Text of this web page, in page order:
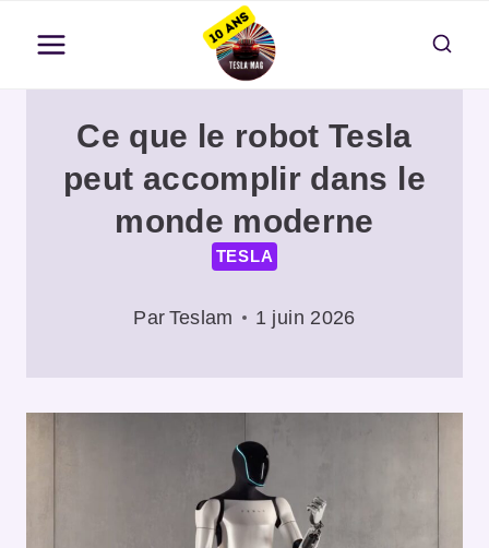
contenu
Ce que le robot Tesla
peut accomplir dans le
monde moderne
TESLA
Par Teslam 1 juin 2026